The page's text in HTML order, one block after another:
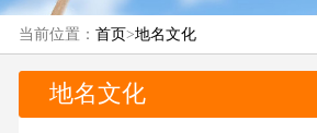
当前位置： 首页>地名文化
地名文化